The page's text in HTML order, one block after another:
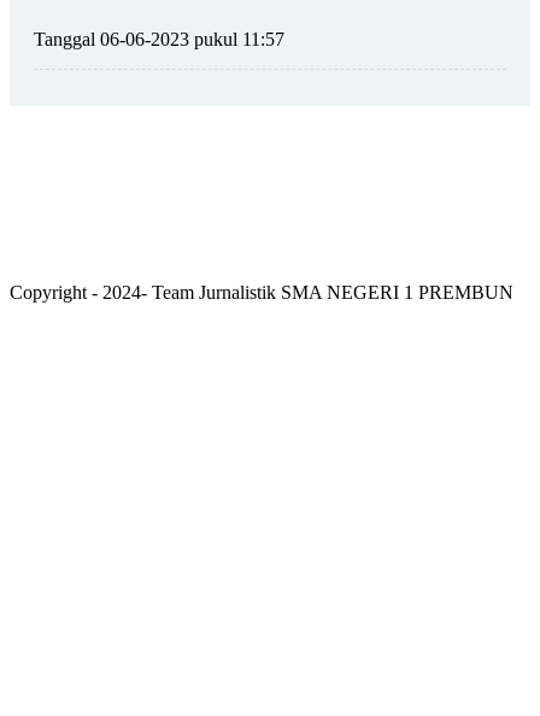
Tanggal 06-06-2023 pukul 11:57
Copyright - 2024- Team Jurnalistik SMA NEGERI 1 PREMBUN